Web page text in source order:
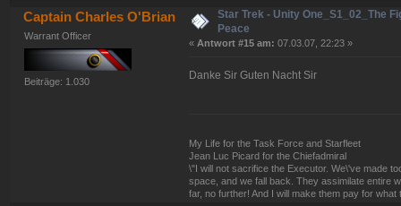
Captain Charles O'Brian
Warrant Officer
Beiträge: 1.030
Star Trek - Unity One_S1_02_The
Peace
« Antwort #15 am: 07.03.07, 22:23 »
Danke Sir Guten Nacht Sir
My Life for the Task Force and Starfleet
Jean Luc Picard for the Chiefadmiral
\"I will not sacrifice the Executor. We\'ve made
space, and we fall back. They assimilate entire
far, no further! And I will make them pay for what